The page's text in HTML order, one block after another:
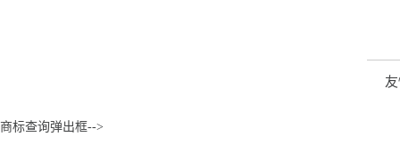
商标查询弹出框-->